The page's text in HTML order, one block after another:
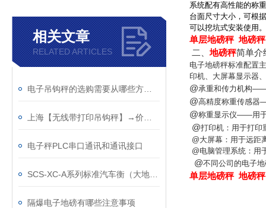
相关文章
RELATED ARTICLES
电子秤PLC串口通讯和通讯接口
隔爆电子地磅有哪些注意事项
系统配有高性能的称
台面尺寸大小，可根
可以挖坑式安装使用
单层地磅秤 地磅
二、地磅秤简单介
电子地磅秤标准配置
印机、大屏幕显示器
@承重和传力机构——
@高精度称重传感器
@称重显示仪——用于
@打印机：用于打印
@大屏幕：用于远距
@电脑管理系统：用
@不同公司的电子
单层地磅秤 地磅